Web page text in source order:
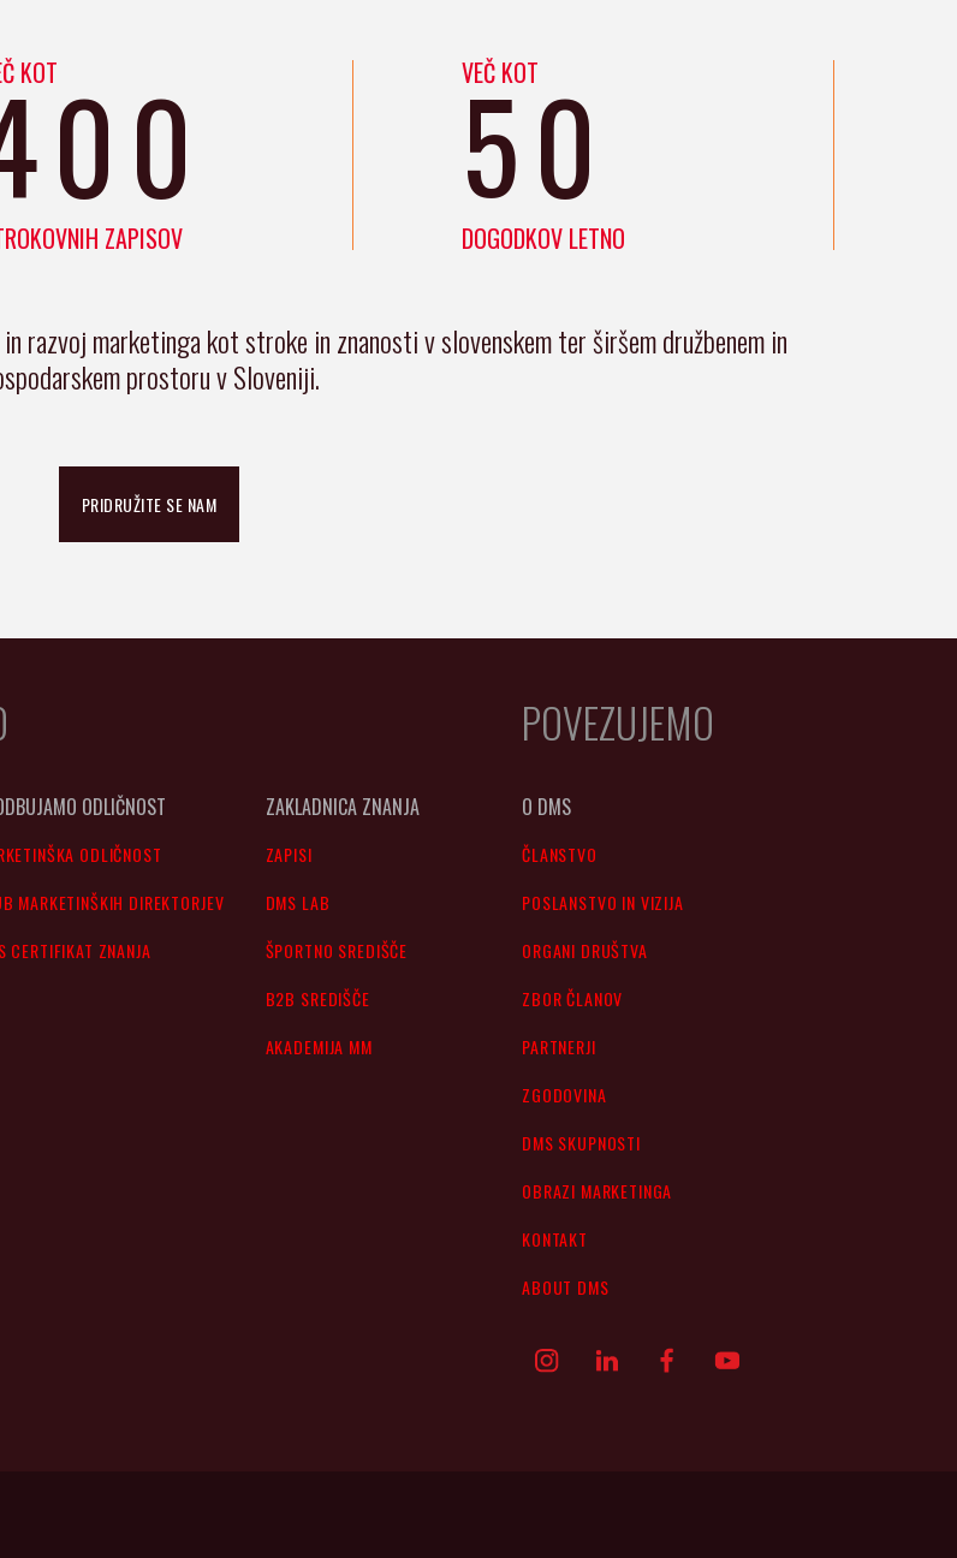
KOT
ZAPISOV
VEČ KOT
50
DOGODKOV LETNO
razvoj marketinga kot stroke in znanosti v slovenskem ter širšem družbenem in
prostoru v Sloveniji.
PRIDRUŽITE SE NAM
ODLIČNOST
ODLIČNOST
MARKETINŠKIH DIREKTORJEV
CERTIFIKAT ZNANJA
ZAKLADNICA ZNANJA
ZAPISI
DMS LAB
ŠPORTNO SREDIŠČE
B2B SREDIŠČE
AKADEMIJA MM
POVEZUJEMO
O DMS
ČLANSTVO
POSLANSTVO IN VIZIJA
ORGANI DRUŠTVA
ZBOR ČLANOV
PARTNERJI
ZGODOVINA
DMS SKUPNOSTI
OBRAZI MARKETINGA
KONTAKT
ABOUT DMS